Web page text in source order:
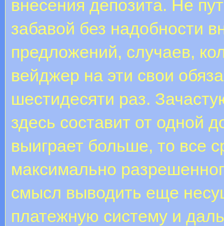
внесения депозита. Не
забавой без надобности
предложений, случаев,
вейджер на эти свои
шестидесяти раз.
здесь составит от одной
выиграет больше, то все
максимально
смысл выводить еще
платежную систему и